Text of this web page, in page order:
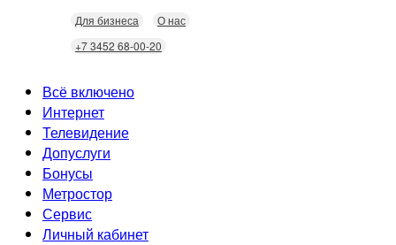
Для бизнеса
О нас
+7 3452 68-00-20
Всё включено
Интернет
Скорость
Безопасность
Wi-Fi
Технологии
Телевидение
Кабельное ТВ
Интерактивное ТВ
Допуслуги
Видеонаблюдение
Домофония
Бонусы
Статусы
Бонусы
Скидки
Метростор
Сервис
Неисправности
Личный кабинет